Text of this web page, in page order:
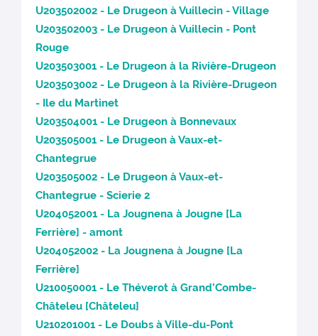
U203502002 - Le Drugeon à Vuillecin - Village
U203502003 - Le Drugeon à Vuillecin - Pont
Rouge
U203503001 - Le Drugeon à la Rivière-Drugeon
U203503002 - Le Drugeon à la Rivière-Drugeon
- Ile du Martinet
U203504001 - Le Drugeon à Bonnevaux
U203505001 - Le Drugeon à Vaux-et-
Chantegrue
U203505002 - Le Drugeon à Vaux-et-
Chantegrue - Scierie 2
U204052001 - La Jougnena à Jougne [La
Ferrière] - amont
U204052002 - La Jougnena à Jougne [La
Ferrière]
U210050001 - Le Théverot à Grand’Combe-
Châteleu [Châteleu]
U210201001 - Le Doubs à Ville-du-Pont